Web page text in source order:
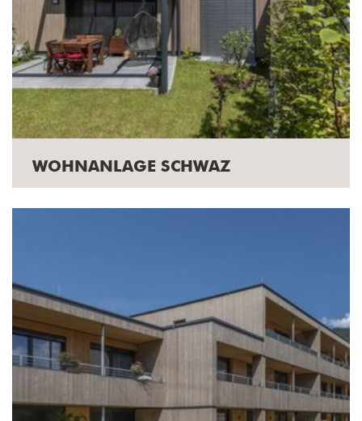
WOHNANLAGE SCHWAZ